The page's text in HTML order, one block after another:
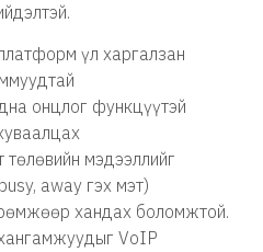
үл харгалзан
онцлог функцүүтэй
мэдээллийг
away гэх мэт)
хандах боломжтой.
VoIP